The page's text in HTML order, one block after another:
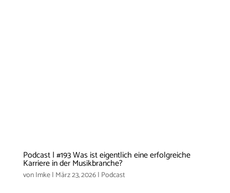
Podcast | #193 Was ist eigentlich eine erfolgreiche
Karriere in der Musikbranche?
vonImke| März 23, 2026| Podcast